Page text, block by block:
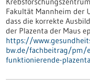
Fakultät Mannheim der
dass die korrekte
der Plazenta der Maus
https://
bw.de/fachbeitrag/pm/
funktionierende-plazenta